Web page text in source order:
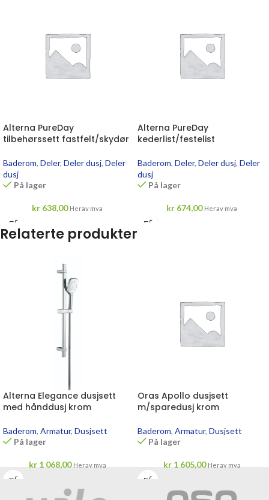
Alterna PureDay
tilbehørssett fastfelt/skydør
Baderom, Deler, Deler dusj, Deler
dusj
På lager
kr 638,00 Herav mva
Alterna PureDay
kederlist/festelist
Baderom, Deler, Deler dusj, Deler
dusj
På lager
kr 674,00 Herav mva
Relaterte produkter
Alterna Elegance dusjsett
med hånddusj krom
Baderom, Armatur, Dusjsett
På lager
kr1 068,00 Herav mva
Oras Apollo dusjsett
m/sparedusj krom
Baderom, Armatur, Dusjsett
På lager
kr1 605,00 Herav mva